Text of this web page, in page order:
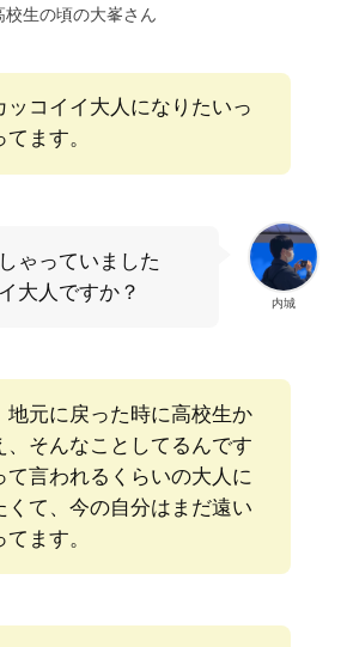
校生の頃の大峯さん
ッコイイ大人になりたいっ
ます。
内城
ゃっていました
大人ですか？
地元に戻った時に高校生か
、そんなことしてるんです
て言われるくらいの大人に
くて、今の自分はまだ遠い
てます。